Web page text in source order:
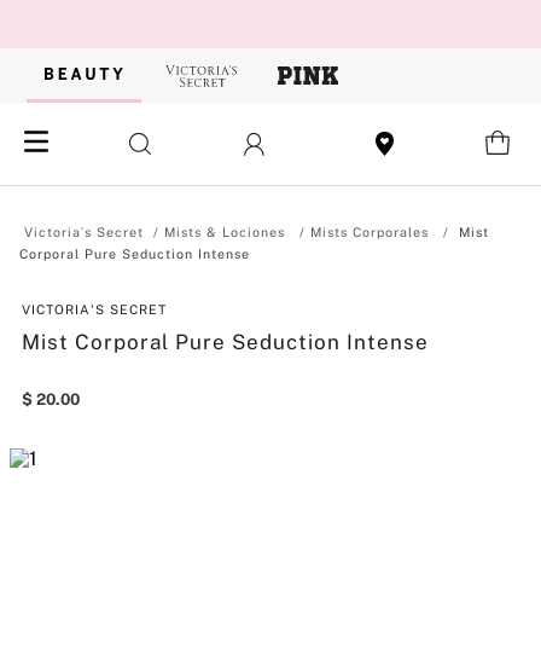
Mists & Lociones Mists Corporales
Mist
Corporal Pure Seduction Intense
VICTORIA'S SECRET
Mist Corporal Pure Seduction Intense
$ 20.00